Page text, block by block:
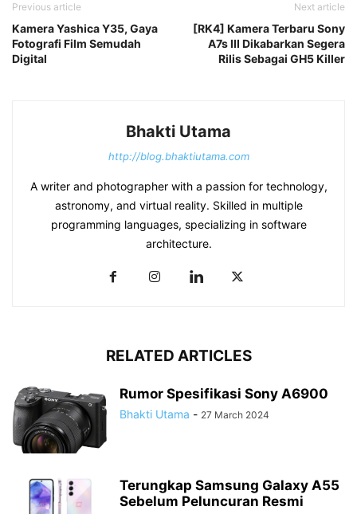
Previous article
Kamera Yashica Y35, Gaya
Fotografi Film Semudah
Digital
Next article
[RK4] Kamera Terbaru Sony
A7s III Dikabarkan Segera
Rilis Sebagai GH5 Killer
Bhakti Utama
http://blog.bhaktiutama.com
A writer and photographer with a passion for technology,
astronomy, and virtual reality. Skilled in multiple
programming languages, specializing in software
architecture.
RELATED ARTICLES
Rumor Spesifikasi Sony A6900
Bhakti Utama - 27 March 2024
Terungkap Samsung Galaxy A55
Sebelum Peluncuran Resmi